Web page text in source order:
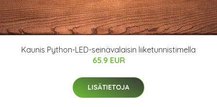
Kaunis Python-LED-seinävalaisin liiketunnistimella
65.9 EUR
LISÄTIETOJA